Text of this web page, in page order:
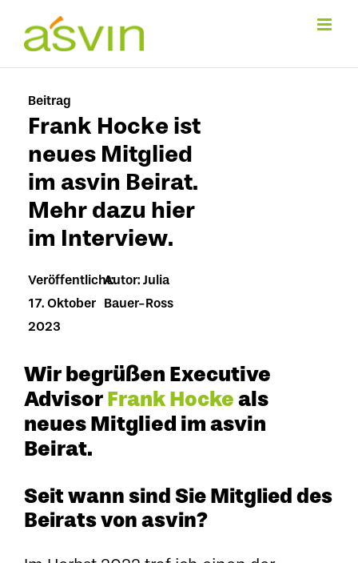
Inhalt
springen
Beitrag
Frank Hocke ist
neues Mitglied
im asvin Beirat.
Mehr dazu hier
im Interview.
Veröffentlicht:
17. Oktober
2023
Autor: Julia
Bauer-Ross
Wir begrüßen Executive
AdvisorFrank Hockeals
neues Mitglied im asvin
Beirat.
Seit wann sind Sie Mitglied des
Beirats von asvin?